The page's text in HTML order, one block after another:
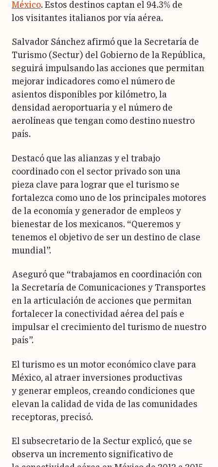
México. Estos destinos captan el 94.3% de
los visitantes italianos por vía aérea.
Salvador Sánchez afirmó que la Secretaría de
Turismo (Sectur) del Gobierno de la República,
seguirá impulsando las acciones que permitan
mejorar indicadores como el número de
asientos disponibles por kilómetro, la
densidad aeroportuaria y el número de
aerolíneas que tengan como destino nuestro
país.
Destacó que las alianzas y el trabajo
coordinado con el sector privado son una
pieza clave para lograr que el turismo se
fortalezca como uno de los principales motores
de la economía y generador de empleos y
bienestar de los mexicanos. “Queremos y
tenemos el objetivo de ser un destino de clase
mundial”.
Aseguró que “trabajamos en coordinación con
la Secretaría de Comunicaciones y Transportes
en la articulación de acciones que permitan
fortalecer la conectividad aérea del país e
impulsar el crecimiento del turismo de nuestro
país”.
El turismo es un motor económico clave para
México, al atraer inversiones productivas
y generar empleos, creando condiciones que
elevan la calidad de vida de las comunidades
receptoras, precisó.
El subsecretario de la Sectur explicó, que se
observa un incremento significativo de